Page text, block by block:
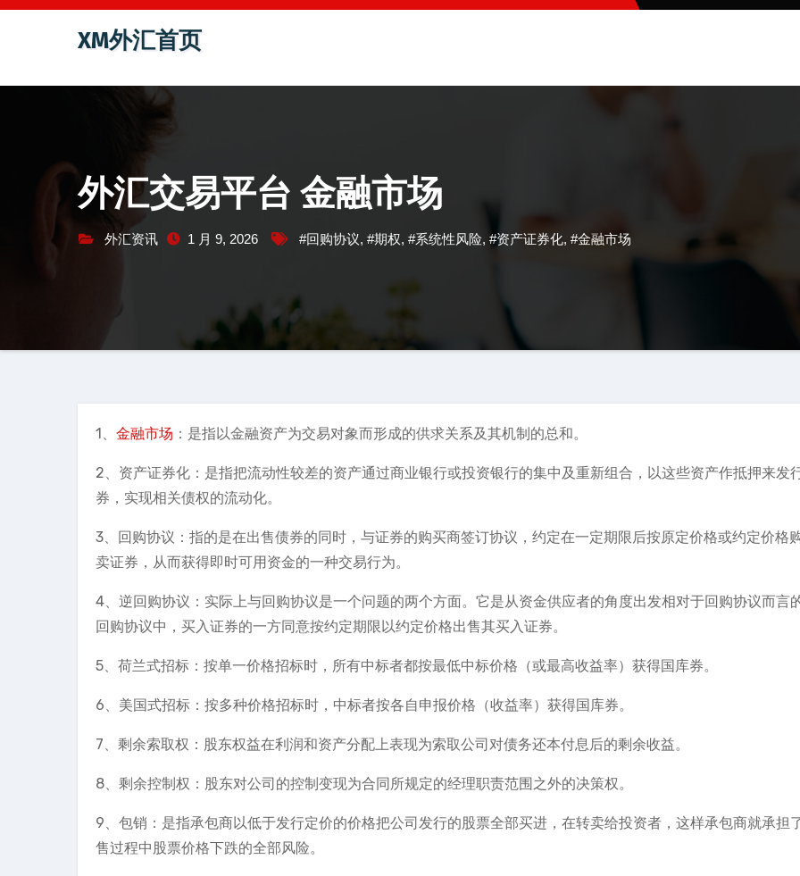
跳
容
XM外汇首页
外汇交易平台 金融市场
外汇资讯 1 月 9, 2026 #回购协议, #期权, #系统性风险, #资产证券化, #金融市场
1、 金融市场 ：是指以金融资产为交易对象而形成的供求关系及其机制的总和。
2、资产证券化：是指把流动性较差的资产通过商业银行或投资银行的集中及重新组合，以这些资产作抵押来发
券，实现相关债权的流动化。
3、回购协议：指的是在出售债券的同时，与证券的购买商签订协议，约定在一定期限后按原定价格或约定价格
卖证券，从而获得即时可用资金的一种交易行为。
4、逆回购协议：实际上与回购协议是一个问题的两个方面。它是从资金供应者的角度出发相对于回购协议而言
回购协议中，买入证券的一方同意按约定期限以约定价格出售其买入证券。
5、荷兰式招标：按单一价格招标时，所有中标者都按最低中标价格（或最高收益率）获得国库券。
6、美国式招标：按多种价格招标时，中标者按各自申报价格（收益率）获得国库券。
7、剩余索取权：股东权益在利润和资产分配上表现为索取公司对债务还本付息后的剩余收益。
8、剩余控制权：股东对公司的控制变现为合同所规定的经理职责范围之外的决策权。
9、包销：是指承包商以低于发行定价的价格把公司发行的股票全部买进，在转卖给投资者，这样承包商就承担
售过程中股票价格下跌的全部风险。